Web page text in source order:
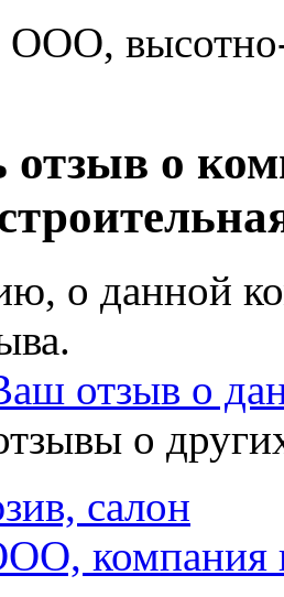
ООО,
отзыв о
о данной
отзыв о
о
салон
компания